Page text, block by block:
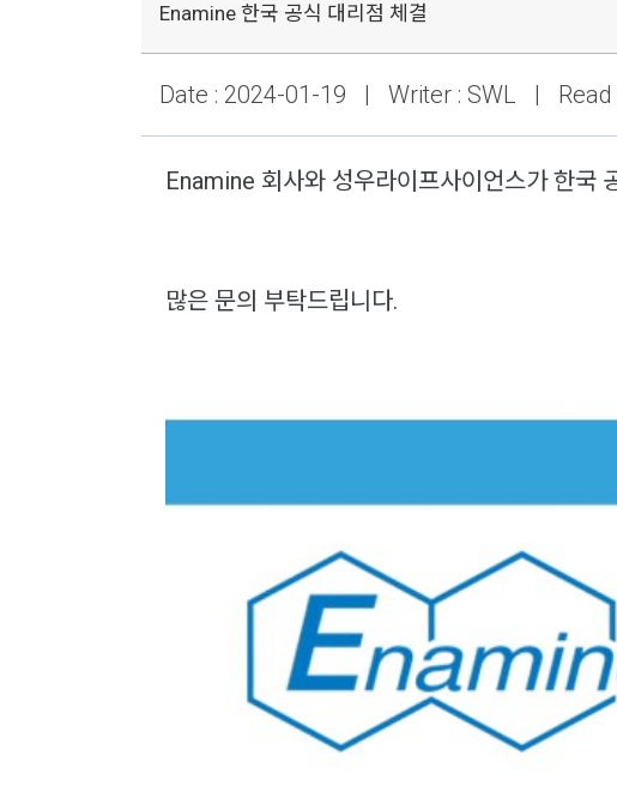
Enamine 한국 공식 대리점 체결
Date : 2024-01-19 | Writer : SWL | Read
Enamine 회사와 성우라이프사이언스가 한국
많은 문의 부탁드립니다.